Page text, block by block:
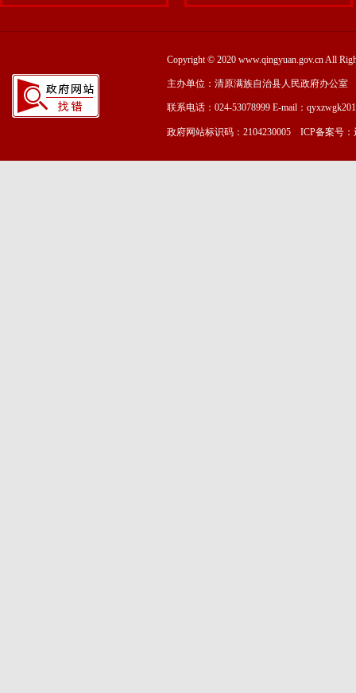
Copyright © 2020 www.qingyuan.gov.cn All
主办单位：清原满族自治县人民政府办公室
联系电话：024-53078999 E-mail：
政府网站标识码：2104230005 ICP备案号：